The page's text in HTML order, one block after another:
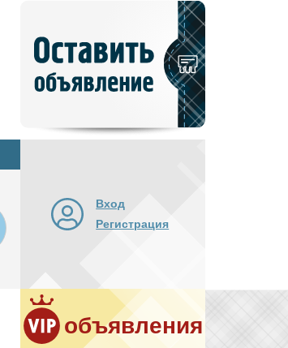
объявление
Вход
Регистрация
объявления